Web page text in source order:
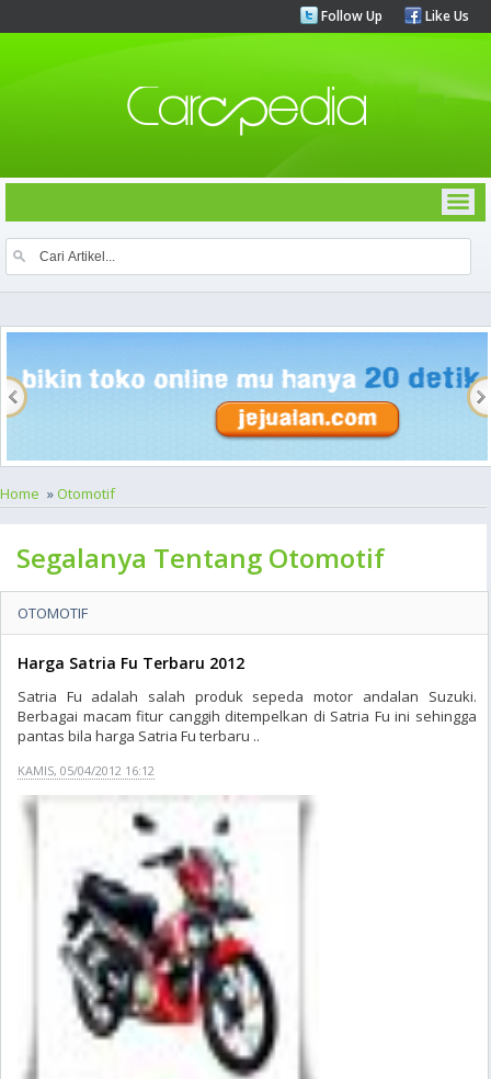
Follow Up Like Us
Home » Otomotif
Segalanya Tentang Otomotif
OTOMOTIF
Harga Satria Fu Terbaru 2012
Satria Fu adalah salah produk sepeda motor andalan Suzuki.
Berbagai macam fitur canggih ditempelkan di Satria Fu ini sehingga
pantas bila harga Satria Fu terbaru ..
KAMIS, 05/04/2012 16:12